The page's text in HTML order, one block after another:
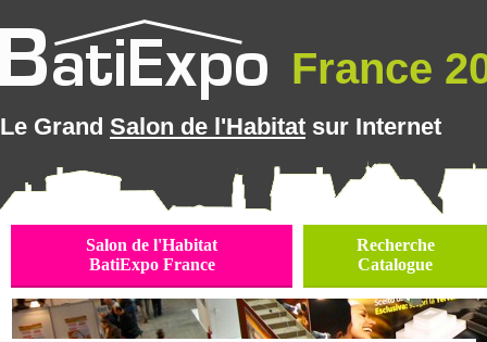
France
Le Grand Salon de l'Habitat sur Internet
Salon de l'Habitat
BatiExpo France
Recherche
Catalogue